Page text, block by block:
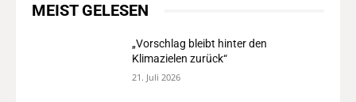
MEIST GELESEN
„Vorschlag bleibt hinter den
Klimazielen zurück“
21. Juli 2026